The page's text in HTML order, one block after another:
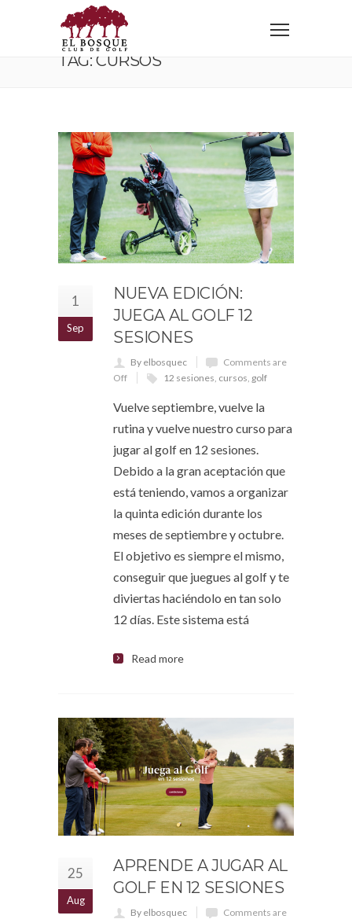
Home Tag: cursos
TAG: CURSOS
1
Sep
NUEVA EDICIÓN:
JUEGA AL GOLF 12
SESIONES
By elbosquec
Comments are
Off
12 sesiones cursos golf
Vuelve septiembre, vuelve la
rutina y vuelve nuestro curso para
jugar al golf en 12 sesiones.
Debido a la gran aceptación que
está teniendo, vamos a organizar
la quinta edición durante los
meses de septiembre y octubre.
El objetivo es siempre el mismo,
conseguir que juegues al golf y te
diviertas haciéndolo en tan solo
12 días. Este sistema está
Read more
25
Aug
APRENDE A JUGAR AL
GOLF EN 12 SESIONES
By elbosquec
Comments are